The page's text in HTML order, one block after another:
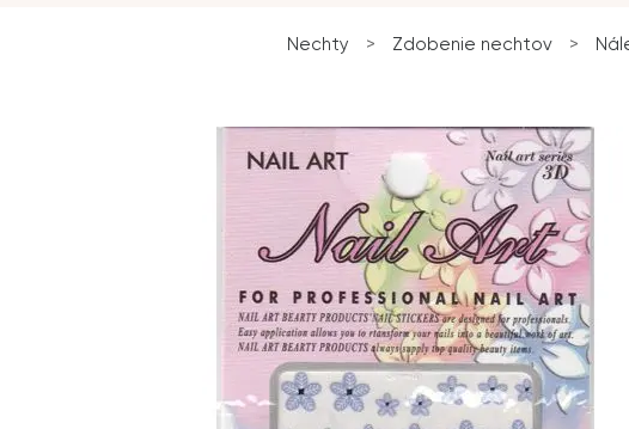
Nechty > Zdobenie nechtov >